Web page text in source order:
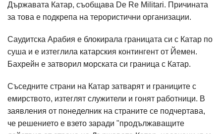
Държавата Катар, съобщава De Re Militari. Причината
за това е подкрепа на терористични организации.
Саудитска Арабия е блокирала границата си с Катар по
суша и е изтеглила катарския контингент от Йемен.
Бахрейн е затворил морската си граница с Катар.
Съседните страни на Катар затварят и границите с
емирството, изтеглят служители и гонят работници. В
заявления от понеделник на страните се подчертава,
че решението е взето заради "продължаващите